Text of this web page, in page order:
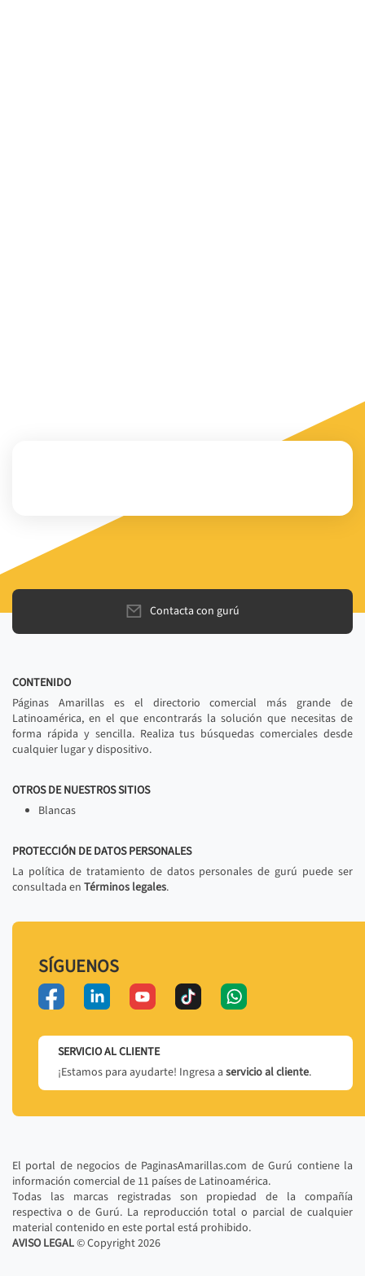
Contacta con gurú
CONTENIDO
Páginas Amarillas es el directorio comercial más grande de
Latinoamérica, en el que encontrarás la solución que necesitas de
forma rápida y sencilla. Realiza tus búsquedas comerciales desde
cualquier lugar y dispositivo.
OTROS DE NUESTROS SITIOS
Blancas
PROTECCIÓN DE DATOS PERSONALES
La política de tratamiento de datos personales de gurú puede ser
consultada en Términos legales.
SÍGUENOS
SERVICIO AL CLIENTE
¡Estamos para ayudarte! Ingresa a servicio al cliente.
El portal de negocios de PaginasAmarillas.com de Gurú contiene la
información comercial de 11 países de Latinoamérica.
Todas las marcas registradas son propiedad de la compañía
respectiva o de Gurú. La reproducción total o parcial de cualquier
material contenido en este portal está prohibido.
AVISO LEGAL© Copyright2026